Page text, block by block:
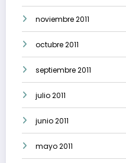
noviembre 2011
octubre 2011
septiembre 2011
julio 2011
junio 2011
mayo 2011